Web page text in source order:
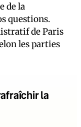
de la
questions.
de Paris
les parties
la